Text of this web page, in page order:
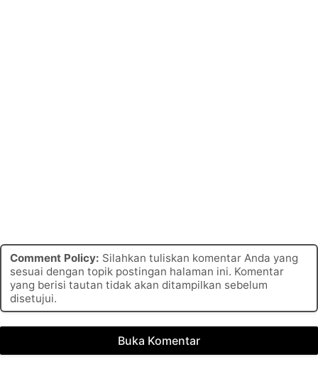
Comment Policy: Silahkan tuliskan komentar Anda yang
sesuai dengan topik postingan halaman ini. Komentar
yang berisi tautan tidak akan ditampilkan sebelum
disetujui.
Buka Komentar